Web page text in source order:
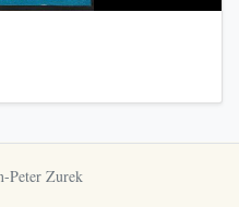
Peter Zurek